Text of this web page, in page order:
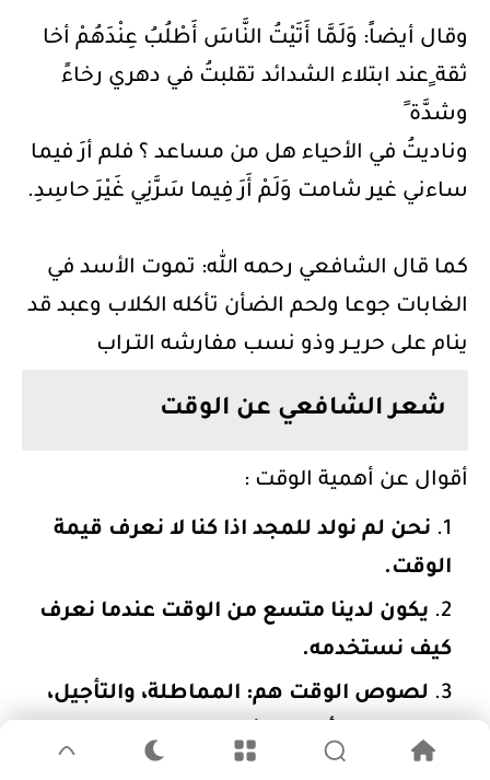
وقال أيضاً: وَلَمَّا أَتَيْتُ النَّاسَ أَطْلُبُ عِنْدَهُمْ أخا
ثقة ٍعند ابتلاء الشدائد تقلبتُ في دهري رخاءً
وشدَّة ً
وناديتُ في الأحياء هل من مساعد ؟ فلم أرَ فيما
ساءني غير شامت وَلَمْ أَرَ فِيما سَرَّنِي غَيْرَ حاسِدِ.
كما قال الشافعي رحمه الله: تموت الأسد في
الغابات جوعا ولحم الضأن تأكله الكلاب وعبد قد
ينام على حريــر وذو نسب مفارشه التـراب
شعر الشافعي عن الوقت
أقوال عن أهمية الوقت :
نحن لم نولد للمجد اذا كنا لا نعرف قيمة
الوقت.
يكون لدينا متسع من الوقت عندما نعرف
كيف نستخدمه.
لصوص الوقت هم: المماطلة، والتأجيل،